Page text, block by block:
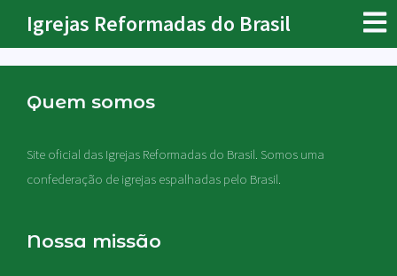
Igrejas Reformadas do Brasil
Quem somos
Site oficial das Igrejas Reformadas do Brasil. Somos uma
confederação de igrejas espalhadas pelo Brasil.
Nossa missão